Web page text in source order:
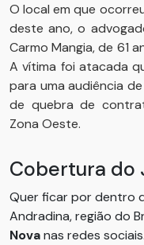
O local em que
deste ano, o
Carmo Mangia, de 61
A vítima foi atacada
para uma audiência
de quebra de
Zona Oeste.
Cobertura do
Quer ficar por dentro
Andradina, região do
Novanas redes